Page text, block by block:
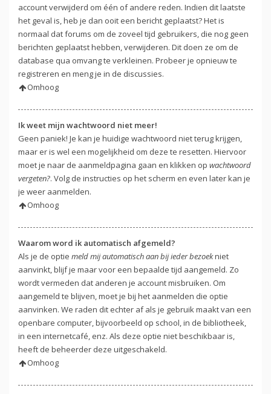
account verwijderd om één of andere reden. Indien dit laatste
het geval is, heb je dan ooit een bericht geplaatst? Het is
normaal dat forums om de zoveel tijd gebruikers, die nog geen
berichten geplaatst hebben, verwijderen. Dit doen ze om de
database qua omvang te verkleinen. Probeer je opnieuw te
registreren en meng je in de discussies.
Omhoog
Ik weet mijn wachtwoord niet meer!
Geen paniek! Je kan je huidige wachtwoord niet terug krijgen,
maar er is wel een mogelijkheid om deze te resetten. Hiervoor
moet je naar de aanmeldpagina gaan en klikken op wachtwoord
vergeten?. Volg de instructies op het scherm en even later kan je
je weer aanmelden.
Omhoog
Waarom word ik automatisch afgemeld?
Als je de optie meld mij automatisch aan bij ieder bezoekniet
aanvinkt, blijf je maar voor een bepaalde tijd aangemeld. Zo
wordt vermeden dat anderen je account misbruiken. Om
aangemeld te blijven, moet je bij het aanmelden die optie
aanvinken. We raden dit echter af als je gebruik maakt van een
openbare computer, bijvoorbeeld op school, in de bibliotheek,
in een internetcafé, enz. Als deze optie niet beschikbaar is,
heeft de beheerder deze uitgeschakeld.
Omhoog